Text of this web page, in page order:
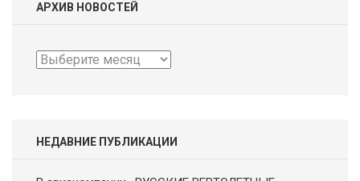
АРХИВ НОВОСТЕЙ
Архив
НЕДАВНИЕ ПУБЛИКАЦИИ